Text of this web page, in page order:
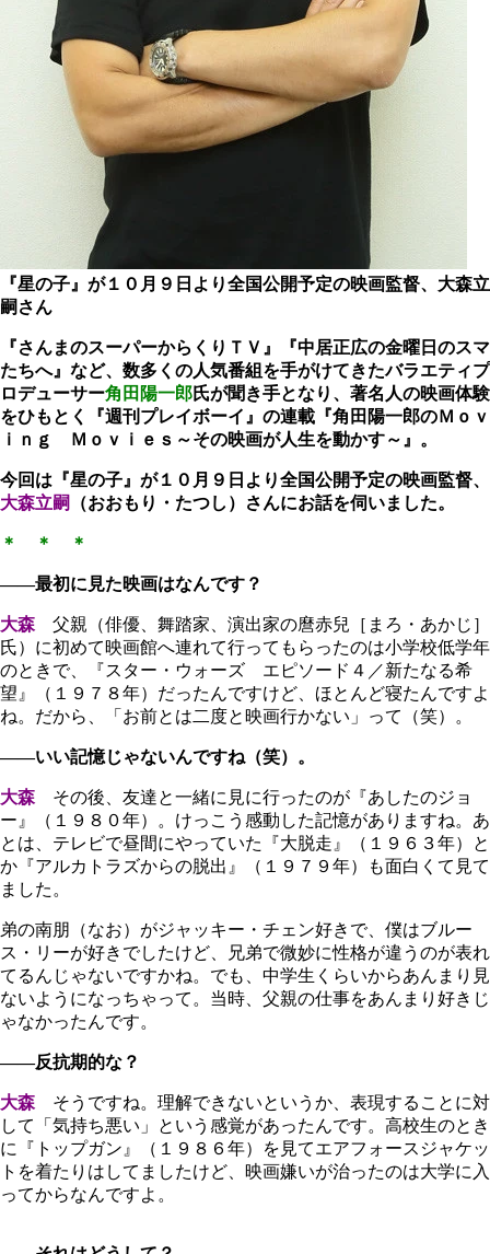
『星の子』が１０月９日より全国公開予定の映画監督、大森立
嗣さん
『さんまのスーパーからくりＴＶ』『中居正広の金曜日のスマ
たちへ』など、数多くの人気番組を手がけてきたバラエティプ
ロデューサー角田陽一郎氏が聞き手となり、著名人の映画体験
をひもとく『週刊プレイボーイ』の連載『角田陽一郎のＭｏｖ
ｉｎｇ Ｍｏｖｉｅｓ～その映画が人生を動かす～』。
今回は『星の子』が１０月９日より全国公開予定の映画監督、
大森立嗣
（おおもり・たつし） さんにお話を伺いました。
＊ ＊ ＊
――最初に見た映画はなんです？
大森 父親（俳優、舞踏家、演出家の麿赤兒［まろ・あかじ］
氏）に初めて映画館へ連れて行ってもらったのは小学校低学年
のときで、『スター・ウォーズ エピソード４／新たなる希
望』（１９７８年）だったんですけど、ほとんど寝たんですよ
ね。だから、「お前とは二度と映画行かない」って（笑）。
――いい記憶じゃないんですね（笑）。
大森 その後、友達と一緒に見に行ったのが『あしたのジョ
ー』（１９８０年）。けっこう感動した記憶がありますね。あ
とは、テレビで昼間にやっていた『大脱走』（１９６３年）と
か『アルカトラズからの脱出』（１９７９年）も面白くて見て
ました。
弟の南朋（なお）がジャッキー・チェン好きで、僕はブルー
ス・リーが好きでしたけど、兄弟で微妙に性格が違うのが表れ
てるんじゃないですかね。でも、中学生くらいからあんまり見
ないようになっちゃって。当時、父親の仕事をあんまり好きじ
ゃなかったんです。
――反抗期的な？
大森 そうですね。理解できないというか、表現することに対
して「気持ち悪い」という感覚があったんです。高校生のとき
に『トップガン』（１９８６年）を見てエアフォースジャケッ
トを着たりはしてましたけど、映画嫌いが治ったのは大学に入
ってからなんですよ。